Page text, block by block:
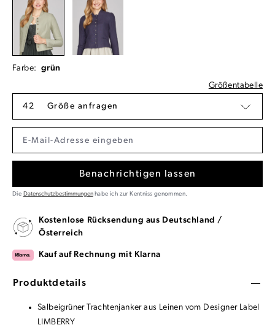
Farbe: grün
Größentabelle
42 Größe anfragen
Benachrichtigen lassen
Die Datenschutzbestimmungenhabe ich zur Kentniss genommen.
Kostenlose Rücksendung aus Deutschland /
Österreich
Kauf auf Rechnung mit Klarna
Produktdetails
Salbeigrüner Trachtenjanker aus Leinen vom Designer Label
LIMBERRY